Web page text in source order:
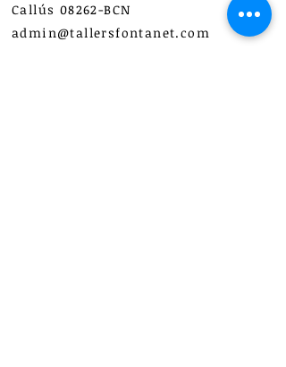
Callús 08262-BCN
admin@tallersfontanet.com